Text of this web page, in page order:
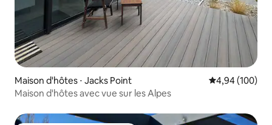
Maison d'hôtes ⋅ Jacks Point Évaluation
4,94 (100)
Maison d'hôtes avec vue sur les Alpes